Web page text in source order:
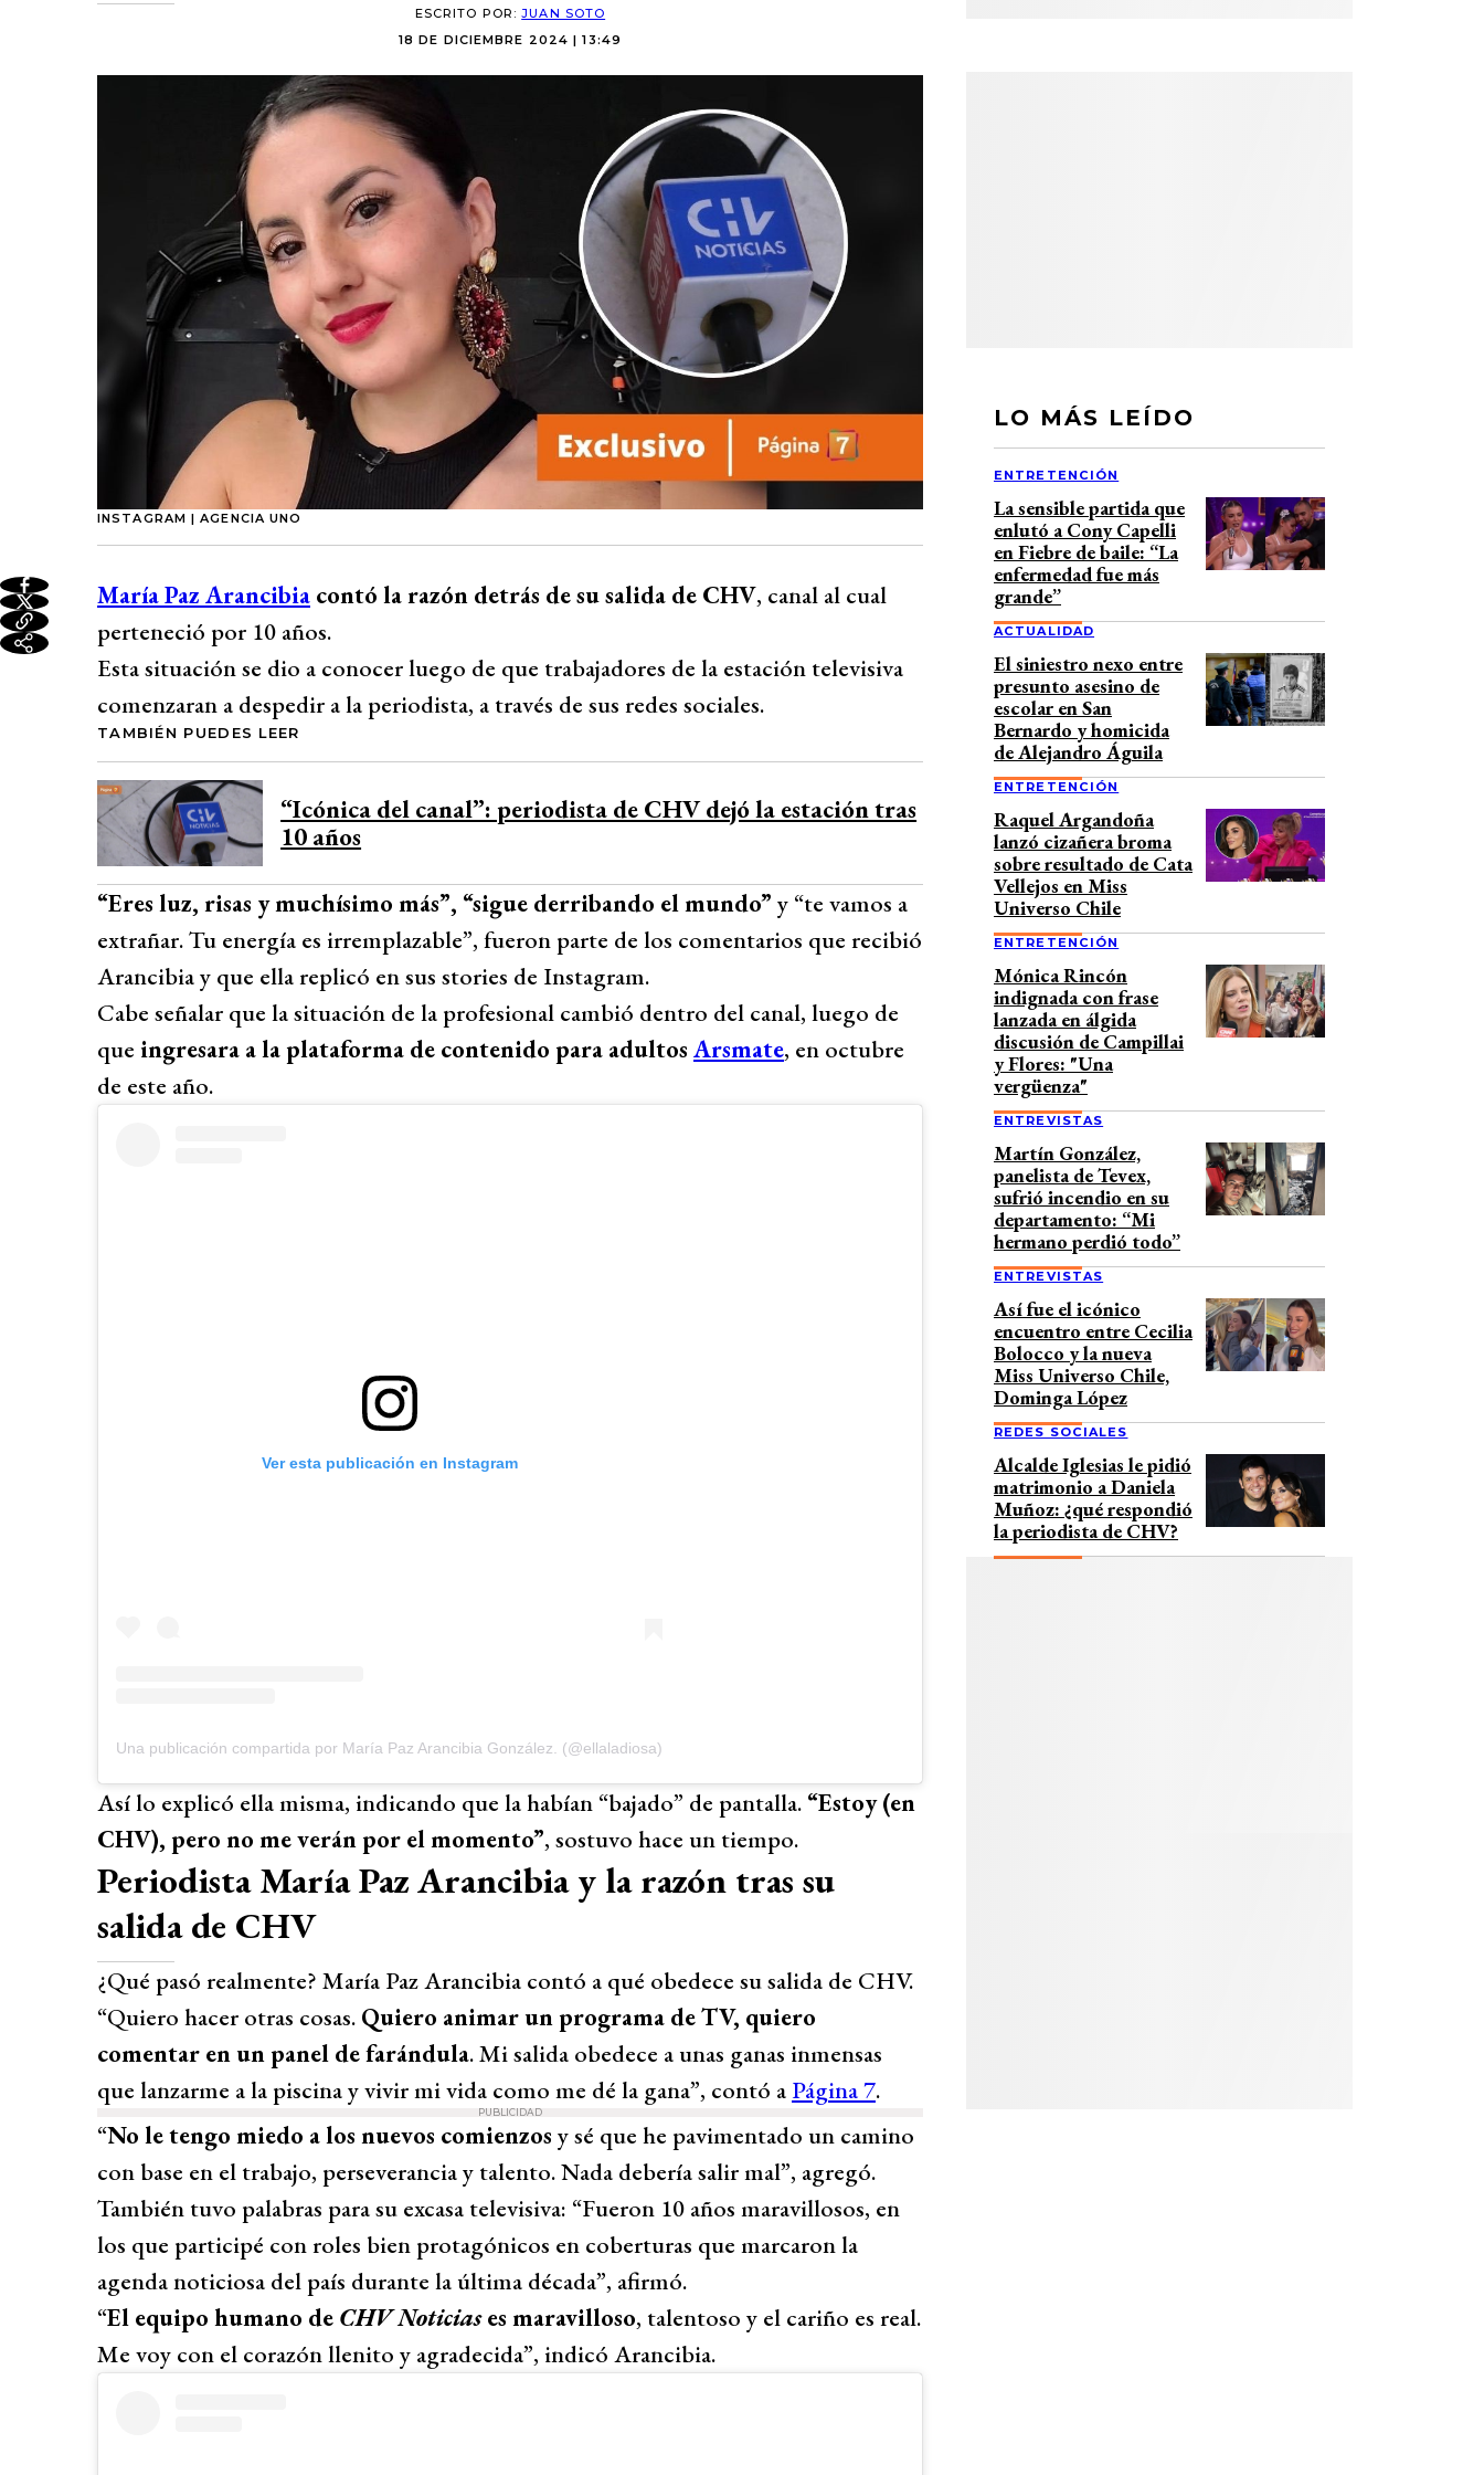
ESCRITO POR:JUAN SOTO
18 DE DICIEMBRE 2024 | 13:49
INSTAGRAM | AGENCIA UNO
María Paz Arancibia contó la razón detrás de su salida de CHV, canal al cual
perteneció por 10 años.
Esta situación se dio a conocer luego de que trabajadores de la estación televisiva
comenzaran a despedir a la periodista, a través de sus redes sociales.
TAMBIÉN PUEDES LEER
“Icónica del canal”: periodista de CHV dejó la estación tras
10 años
“Eres luz, risas y muchísimo más”, “sigue derribando el mundo” y “te vamos a
extrañar. Tu energía es irremplazable”, fueron parte de los comentarios que recibió
Arancibia y que ella replicó en sus stories de Instagram.
Cabe señalar que la situación de la profesional cambió dentro del canal, luego de
que ingresara a la plataforma de contenido para adultos Arsmate, en octubre
de este año.
Ver esta publicación en Instagram
Una publicación compartida por María Paz Arancibia González. (@ellaladiosa)
Así lo explicó ella misma, indicando que la habían “bajado” de pantalla. “Estoy (en
CHV), pero no me verán por el momento”, sostuvo hace un tiempo.
Periodista María Paz Arancibia y la razón tras su
salida de CHV
¿Qué pasó realmente? María Paz Arancibia contó a qué obedece su salida de CHV.
“Quiero hacer otras cosas. Quiero animar un programa de TV, quiero
comentar en un panel de farándula. Mi salida obedece a unas ganas inmensas
que lanzarme a la piscina y vivir mi vida como me dé la gana”, contó a Página 7.
PUBLICIDAD
“No le tengo miedo a los nuevos comienzos y sé que he pavimentado un camino
con base en el trabajo, perseverancia y talento. Nada debería salir mal”, agregó.
También tuvo palabras para su excasa televisiva: “Fueron 10 años maravillosos, en
los que participé con roles bien protagónicos en coberturas que marcaron la
agenda noticiosa del país durante la última década”, afirmó.
“El equipo humano de CHV Noticiases maravilloso, talentoso y el cariño es real.
Me voy con el corazón llenito y agradecida”, indicó Arancibia.
LO MÁS LEÍDO
ENTRETENCIÓN
La sensible partida que
enlutó a Cony Capelli
en Fiebre de baile: “La
enfermedad fue más
grande”
ACTUALIDAD
El siniestro nexo entre
presunto asesino de
escolar en San
Bernardo y homicida
de Alejandro Águila
ENTRETENCIÓN
Raquel Argandoña
lanzó cizañera broma
sobre resultado de Cata
Vellejos en Miss
Universo Chile
ENTRETENCIÓN
Mónica Rincón
indignada con frase
lanzada en álgida
discusión de Campillai
y Flores: "Una
vergüenza"
ENTREVISTAS
Martín González,
panelista de Tevex,
sufrió incendio en su
departamento: “Mi
hermano perdió todo”
ENTREVISTAS
Así fue el icónico
encuentro entre Cecilia
Bolocco y la nueva
Miss Universo Chile,
Dominga López
REDES SOCIALES
Alcalde Iglesias le pidió
matrimonio a Daniela
Muñoz: ¿qué respondió
la periodista de CHV?